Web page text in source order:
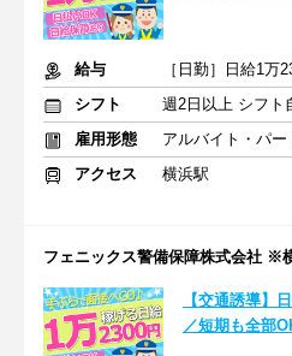
給与
シフト
週2日以上 シフト
雇用形態
アルバイト・パー
アクセス
横浜駅
フェニックス警備保障株式会社 ※
【交通誘導】
／短期も全部